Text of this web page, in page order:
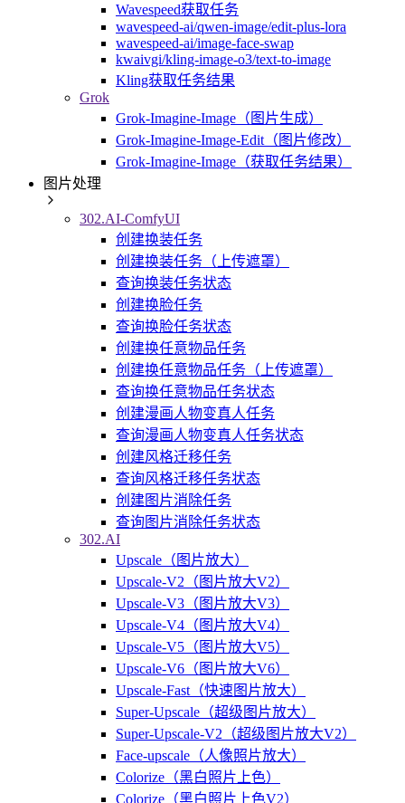
Wavespeed获取任务
wavespeed-ai/qwen-image/edit-plus-lora
wavespeed-ai/image-face-swap
kwaivgi/kling-image-o3/text-to-image
Kling获取任务结果
Grok
Grok-Imagine-Image（图片生成）
Grok-Imagine-Image-Edit（图片修改）
Grok-Imagine-Image（获取任务结果）
图片处理
302.AI-ComfyUI
创建换装任务
创建换装任务（上传遮罩）
查询换装任务状态
创建换脸任务
查询换脸任务状态
创建换任意物品任务
创建换任意物品任务（上传遮罩）
查询换任意物品任务状态
创建漫画人物变真人任务
查询漫画人物变真人任务状态
创建风格迁移任务
查询风格迁移任务状态
创建图片消除任务
查询图片消除任务状态
302.AI
Upscale（图片放大）
Upscale-V2（图片放大V2）
Upscale-V3（图片放大V3）
Upscale-V4（图片放大V4）
Upscale-V5（图片放大V5）
Upscale-V6（图片放大V6）
Upscale-Fast（快速图片放大）
Super-Upscale（超级图片放大）
Super-Upscale-V2（超级图片放大V2）
Face-upscale（人像照片放大）
Colorize（黑白照片上色）
Colorize（黑白照片上色V2）